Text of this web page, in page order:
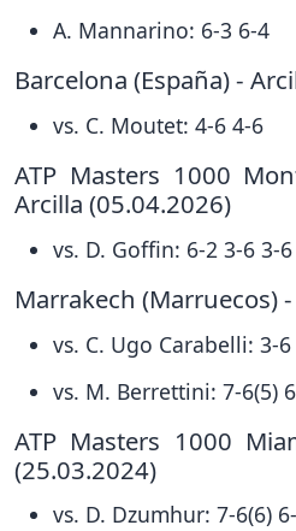
A. Mannarino: 6-3 6-4
Barcelona (España) -
vs. C. Moutet: 4-6 4-6
ATP Masters 1000
Arcilla (05.04.2026)
vs. D. Goffin: 6-2 3-6 3-6
Marrakech (Marruecos)
vs. C. Ugo Carabelli: 3-
vs. M. Berrettini: 7-6(5)
ATP Masters 1000
(25.03.2024)
vs. D. Dzumhur: 7-6(6)